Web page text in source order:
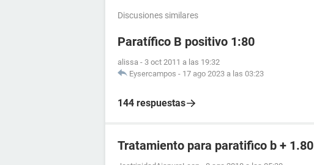
Discusiones similares
Paratífico B positivo 1:80
alissa - 3 oct 2011 a las 19:32
Eysercampos - 17 ago 2023 a las 03:23
144 respuestas
Tratamiento para paratifico b + 1.80